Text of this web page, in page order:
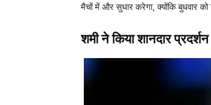
मैचों में और सुधार करेगा, क्योंकि बुधवार
शमी ने किया शानदार प्रदर्शन